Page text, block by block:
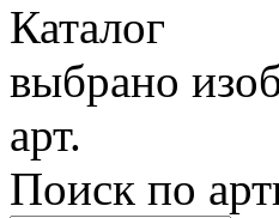
Каталог
выбрано
арт.
Поиск по